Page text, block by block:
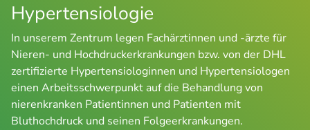
Hypertensiologie
In unserem Zentrum legen Fachärztinnen und -ärzte für
Nieren- und Hochdruckerkrankungen bzw. von der DHL
zertifizierte Hypertensiologinnen und Hypertensiologen
einen Arbeitsschwerpunkt auf die Behandlung von
nierenkranken Patientinnen und Patienten mit
Bluthochdruck und seinen Folgeerkrankungen.